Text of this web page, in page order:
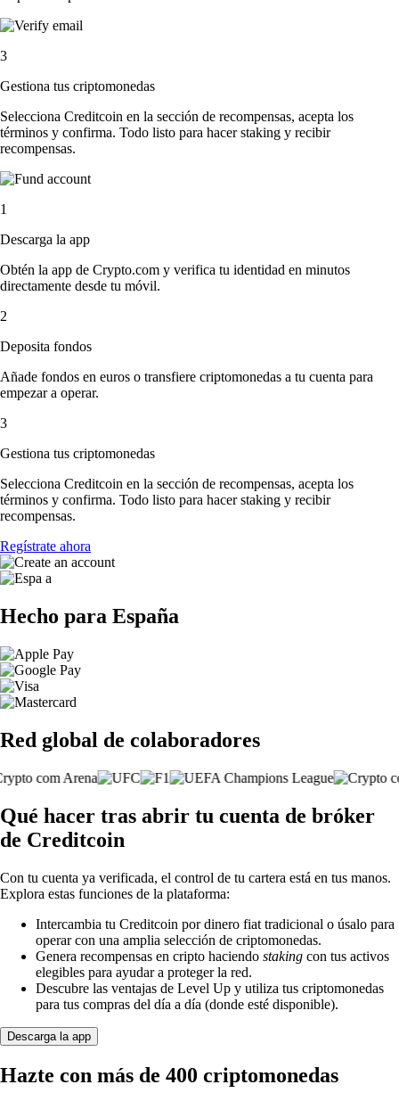
3
Gestiona tus criptomonedas
Selecciona Creditcoin en la sección de recompensas, acepta los
términos y confirma. Todo listo para hacer staking y recibir
recompensas.
1
Descarga la app
Obtén la app de Crypto.com y verifica tu identidad en minutos
directamente desde tu móvil.
2
Deposita fondos
Añade fondos en euros o transfiere criptomonedas a tu cuenta para
empezar a operar.
3
Gestiona tus criptomonedas
Selecciona Creditcoin en la sección de recompensas, acepta los
términos y confirma. Todo listo para hacer staking y recibir
recompensas.
Regístrate ahora
Hecho para España
Red global de colaboradores
Qué hacer tras abrir tu cuenta de bróker
de Creditcoin
Con tu cuenta ya verificada, el control de tu cartera está en tus manos.
Explora estas funciones de la plataforma:
Intercambia tu Creditcoin por dinero fiat tradicional o úsalo para
operar con una amplia selección de criptomonedas.
Genera recompensas en cripto haciendo staking con tus activos
elegibles para ayudar a proteger la red.
Descubre las ventajas de Level Up y utiliza tus criptomonedas
para tus compras del día a día (donde esté disponible).
Descarga la app
Hazte con más de 400 criptomonedas